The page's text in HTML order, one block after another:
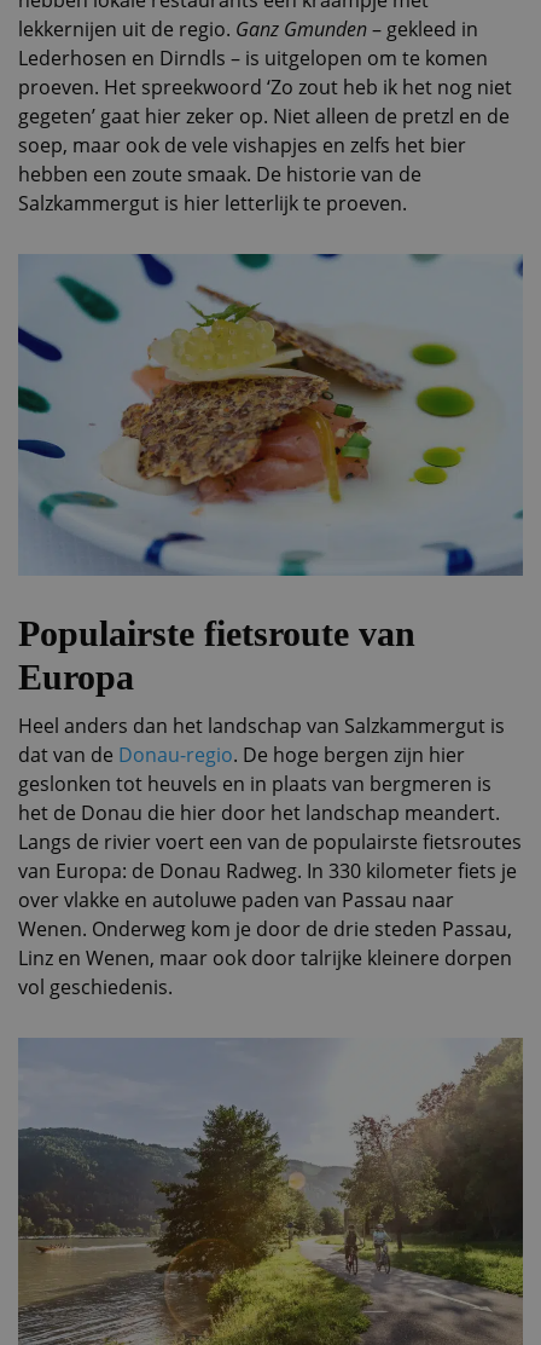
lekkernijen uit de regio. Ganz Gmunden– gekleed in
Lederhosen en Dirndls – is uitgelopen om te komen
proeven. Het spreekwoord ‘Zo zout heb ik het nog niet
gegeten’ gaat hier zeker op. Niet alleen de pretzl en de
soep, maar ook de vele vishapjes en zelfs het bier
hebben een zoute smaak. De historie van de
Salzkammergut is hier letterlijk te proeven.
Populairste fietsroute van
Europa
Heel anders dan het landschap van Salzkammergut is
dat van de Donau-regio. De hoge bergen zijn hier
geslonken tot heuvels en in plaats van bergmeren is
het de Donau die hier door het landschap meandert.
Langs de rivier voert een van de populairste fietsroutes
van Europa: de Donau Radweg. In 330 kilometer fiets je
over vlakke en autoluwe paden van Passau naar
Wenen. Onderweg kom je door de drie steden Passau,
Linz en Wenen, maar ook door talrijke kleinere dorpen
vol geschiedenis.